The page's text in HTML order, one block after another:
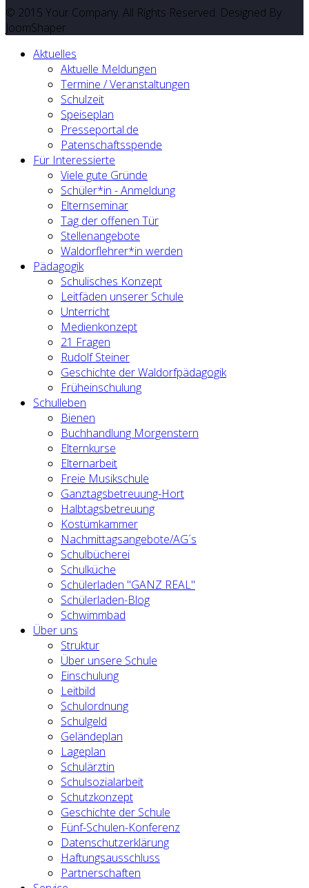
© 2015 Your Company. All Rights Reserved. Designed By
JoomShaper
Aktuelles
Aktuelle Meldungen
Termine / Veranstaltungen
Schulzeit
Speiseplan
Presseportal.de
Patenschaftsspende
Für Interessierte
Viele gute Gründe
Schüler*in - Anmeldung
Elternseminar
Tag der offenen Tür
Stellenangebote
Waldorflehrer*in werden
Pädagogik
Schulisches Konzept
Leitfäden unserer Schule
Unterricht
Medienkonzept
21 Fragen
Rudolf Steiner
Geschichte der Waldorfpädagogik
Früheinschulung
Schulleben
Bienen
Buchhandlung Morgenstern
Elternkurse
Elternarbeit
Freie Musikschule
Ganztagsbetreuung-Hort
Halbtagsbetreuung
Kostümkammer
Nachmittagsangebote/AG´s
Schulbücherei
Schulküche
Schülerladen "GANZ REAL"
Schülerladen-Blog
Schwimmbad
Über uns
Struktur
Über unsere Schule
Einschulung
Leitbild
Schulordnung
Schulgeld
Geländeplan
Lageplan
Schulärztin
Schulsozialarbeit
Schutzkonzept
Geschichte der Schule
Fünf-Schulen-Konferenz
Datenschutzerklärung
Haftungsausschluss
Partnerschaften